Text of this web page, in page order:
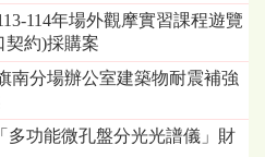
114年場外觀摩實習課程遊覽
契約)採購案
南分場辦公室建築物耐震補強
多功能微孔盤分光光譜儀」財